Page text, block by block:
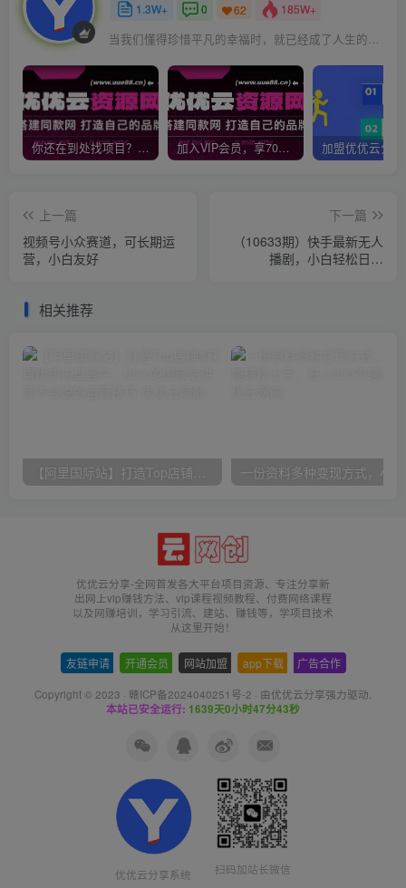
1.3W+ 0 62 185W+
当我们懂得珍惜平凡的幸福时，就已经成了人生的赢家
你还在到处找项目？还在当韭菜？我靠网创资源站一个月收入5万+，曾经我也是个失败者。 加入VIP会员，享70%的推广提成，免费学习多种网上创业课程，菜鸟秒变大神！
上一篇
视频号小众赛道，可长期运
营，小白友好
下一篇
（10633期）快手最新无人
播剧，小白轻松日入
相关推荐
优优云分享-全网首发各大平台项目资源、专注分享新
出网上vip赚钱方法、vip课程视频教程、付费网络课程
以及网赚培训，学习引流、建站、赚钱等，学项目技术
从这里开始！
友链申请 开通会员 网站加盟 app下载 广告合作
Copyright © 2023 · 赣ICP备2024040251号-2 · 由优优云分享强力驱动.
本站已安全运行: 1639天0小时47分43秒
优优云分享系统
扫码加站长微信